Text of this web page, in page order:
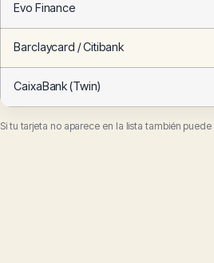
Evo Finance
Barclaycard / Citibank
CaixaBank (Twin)
Si tu tarjeta no aparece en la lista también